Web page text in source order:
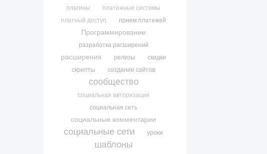
плагины
платежные системы
платный доступ
прием платежей
Программирование
разработка расширений
расширения релизы
скидки
скрипты
создание сайтов
сообщество
социальная авторизация
социальная сеть
социальные комментарии
социальные сети уроки
шаблоны